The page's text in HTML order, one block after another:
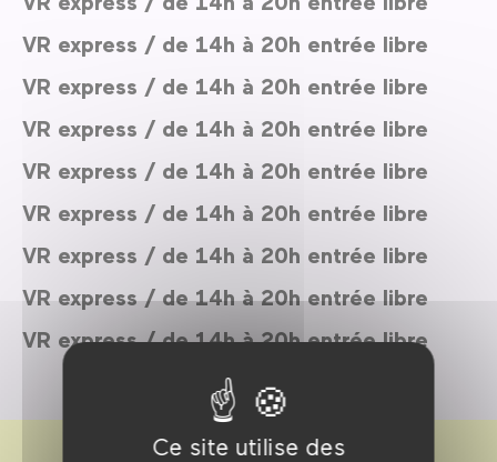
Ce site utilise des
VR express / de 14h à 20h entrée libre
VR express / de 14h à 20h entrée libre
VR express / de 14h à 20h entrée libre
VR express / de 14h à 20h entrée libre
VR express / de 14h à 20h entrée libre
VR express / de 14h à 20h entrée libre
VR express / de 14h à 20h entrée libre
VR express / de 14h à 20h entrée libre